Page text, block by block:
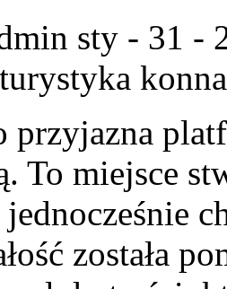
sty - 31 -
konna
To miejsce
została